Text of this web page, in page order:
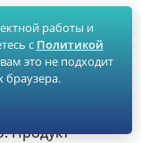
на балконе —
Продукт
работы и
с Политикой
это не подходит
браузера.